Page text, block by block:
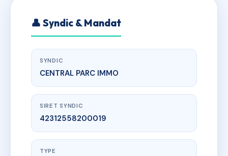
👤 Syndic & Mandat
SYNDIC
CENTRAL PARC IMMO
SIRET SYNDIC
42312558200019
TYPE